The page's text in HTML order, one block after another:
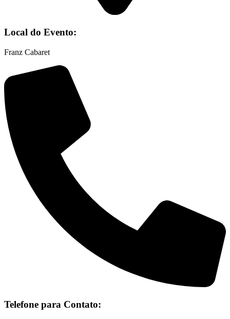
Local do Evento:
Franz Cabaret
Telefone para Contato: